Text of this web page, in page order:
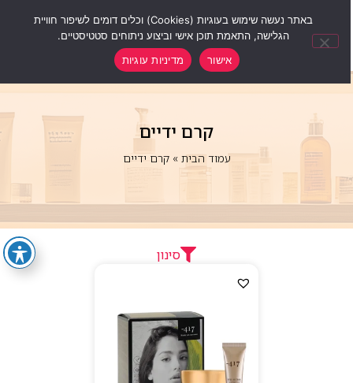
קרם ידיים
עמוד הבית» קרם ידיים
סינון
באתר נעשה שימוש בעוגיות (Cookies) וכלים דומים לשיפור חוויית
הגלישה, התאמת תוכן אישי וביצוע ניתוחים סטטיסטיים.
אישור
מדיניות עוגיות